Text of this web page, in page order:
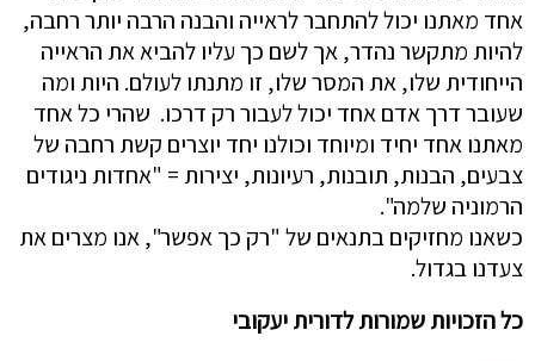
אחד מאתנו יכול להתחבר לראייה והבנה הרבה יותר רחבה,
להיות מתקשר נהדר, אך לשם כך עליו להביא את הראייה
הייחודית שלו, את המסר שלו, זו מתנתו לעולם. היות ומה
שעובר דרך אדם אחד יכול לעבור רק דרכו. שהרי כל אחד
מאתנו אחד יחיד ומיוחד וכולנו יחד יוצרים קשת רחבה של
צבעים, הבנות, תובנות, רעיונות, יצירות = "אחדות ניגודים
הרמוניה שלמה".
כשאנו מחזיקים בתנאים של "רק כך אפשר", אנו מצרים את
צעדנו בגדול.
כל הזכויות שמורות לדורית יעקובי